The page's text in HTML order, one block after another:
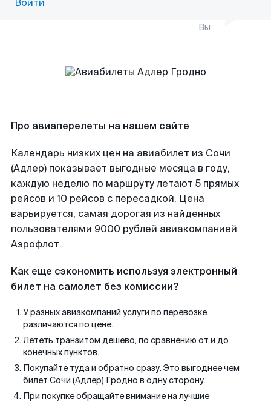
Войти
Вы
Про авиаперелеты на нашем сайте
Календарь низких цен на авиабилет из Сочи
(Адлер) показывает выгодные месяца в году,
каждую неделю по маршруту летают 5 прямых
рейсов и 10 рейсов с пересадкой. Цена
варьируется, самая дорогая из найденных
пользователями 9000 рублей авиакомпанией
Аэрофлот.
Как еще сэкономить используя электронный
билет на самолет без комиссии?
У разных авиакомпаний услуги по перевозке
различаются по цене.
Лететь транзитом дешево, по сравнению от и до
конечных пунктов.
Покупайте туда и обратно сразу. Это выгоднее чем
билет Сочи (Адлер) Гродно в одну сторону.
При покупке обращайте внимание на лучшие